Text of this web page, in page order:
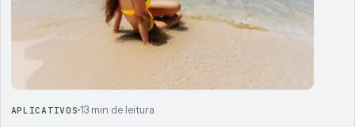
APLICATIVOS 13 min de leitura